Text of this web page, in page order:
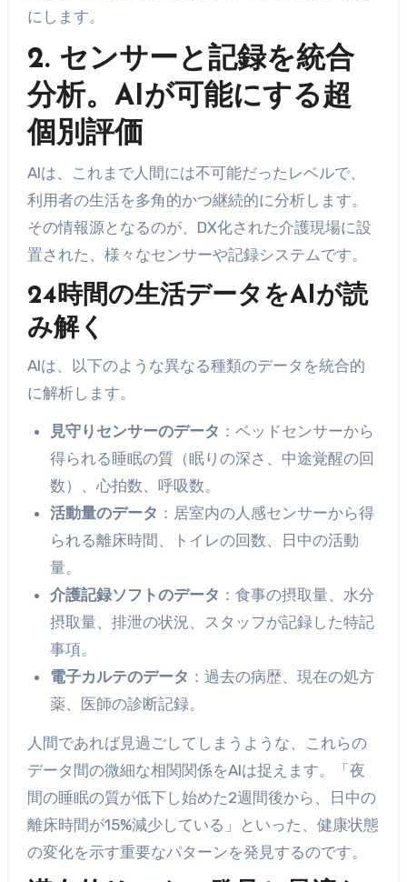
にします。
2. センサーと記録を統合
分析。AIが可能にする超
個別評価
AIは、これまで人間には不可能だったレベルで、
利用者の生活を多角的かつ継続的に分析します。
その情報源となるのが、DX化された介護現場に設
置された、様々なセンサーや記録システムです。
24時間の生活データをAIが読
み解く
AIは、以下のような異なる種類のデータを統合的
に解析します。
見守りセンサーのデータ ：ベッドセンサーから
得られる睡眠の質（眠りの深さ、中途覚醒の回
数）、心拍数、呼吸数。
活動量のデータ ：居室内の人感センサーから得
られる離床時間、トイレの回数、日中の活動
量。
介護記録ソフトのデータ ：食事の摂取量、水分
摂取量、排泄の状況、スタッフが記録した特記
事項。
電子カルテのデータ ：過去の病歴、現在の処方
薬、医師の診断記録。
人間であれば見過ごしてしまうような、これらの
データ間の微細な相関関係をAIは捉えます。「夜
間の睡眠の質が低下し始めた2週間後から、日中の
離床時間が15%減少している」といった、健康状態
の変化を示す重要なパターンを発見するのです。